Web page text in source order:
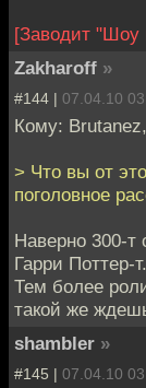
[Заводит "Шоу
Zakharoff »
#144 | 07.04.10
Кому: Brutanez,
> Что вы от
поголовное
Наверно 300-т
Гарри Поттер-
Тем более
такой же
shambler »
#145 | 07.04.10